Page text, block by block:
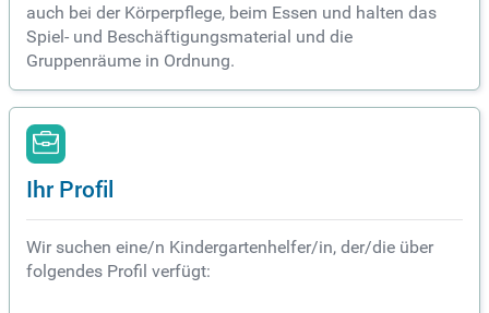
auch bei der Körperpflege, beim Essen und halten das
Spiel- und Beschäftigungsmaterial und die
Gruppenräume in Ordnung.
Ihr Profil
Wir suchen eine/n Kindergartenhelfer/in, der/die über
folgendes Profil verfügt: